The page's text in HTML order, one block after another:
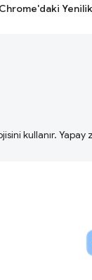
Chrome'daki
kullanır. Yapay